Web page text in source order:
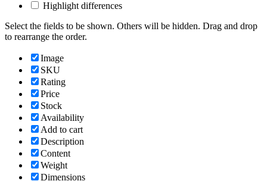
Highlight differences
Select the fields to be shown. Others will be hidden. Drag and drop
to rearrange the order.
Image
SKU
Rating
Price
Stock
Availability
Add to cart
Description
Content
Weight
Dimensions